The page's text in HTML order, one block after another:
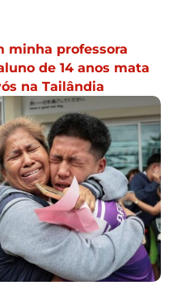
minha professora
de 14 anos mata
na Tailândia